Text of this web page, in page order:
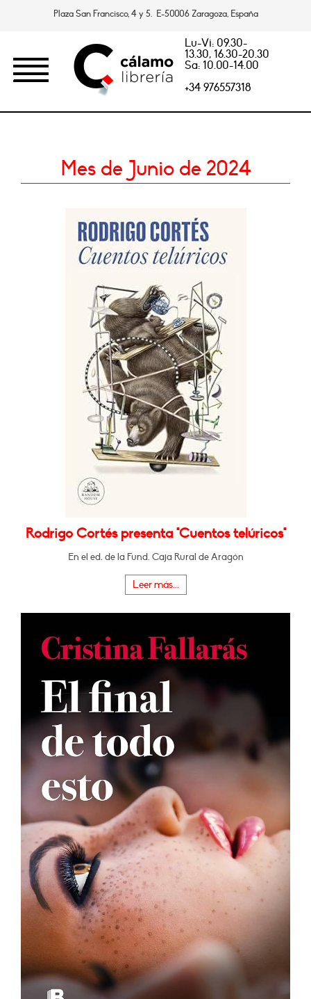
Plaza San Francisco, 4 y 5. E-50006 Zaragoza, España
Lu-Vi: 09.30-
13.30, 16.30-20.30
Sa: 10.00-14.00
+34 976557318
Mes de Junio de 2024
Rodrigo Cortés presenta "Cuentos telúricos"
En el ed. de la Fund. Caja Rural de Aragón
Leer más...